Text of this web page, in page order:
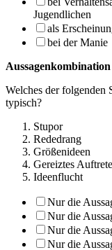
Jugendlichen
als
bei der Manie
Aussagenkombination
Welches der folgenden
typisch?
Stupor
Rededrang
Größenideen
Gereiztes
Ideenflucht
Nur die
Nur die
Nur die
Nur die